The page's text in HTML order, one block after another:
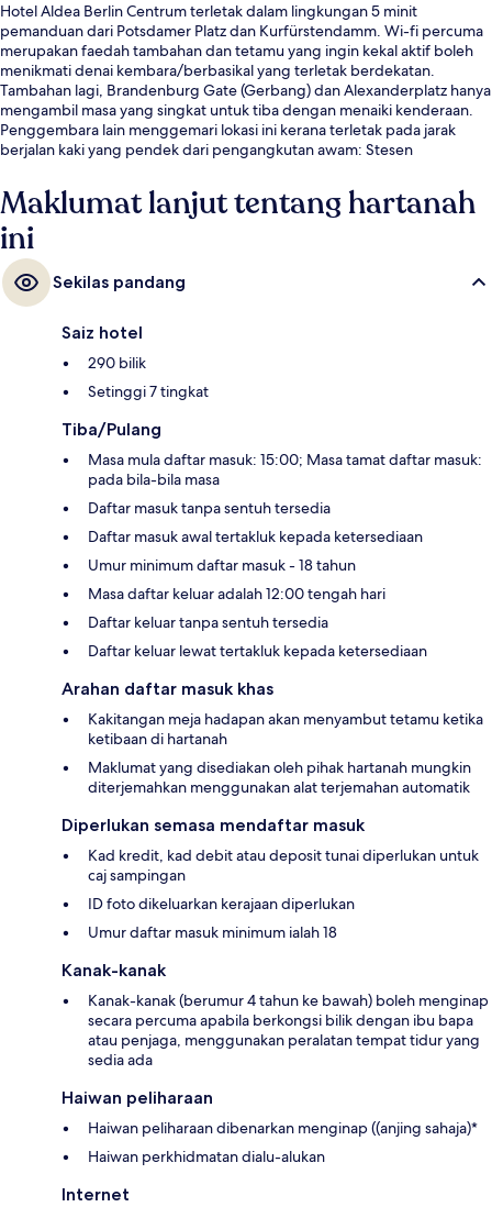
Hotel Aldea Berlin Centrum terletak dalam lingkungan 5 minit
pemanduan dari Potsdamer Platz dan Kurfürstendamm. Wi-fi percuma
merupakan faedah tambahan dan tetamu yang ingin kekal aktif boleh
menikmati denai kembara/berbasikal yang terletak berdekatan.
Tambahan lagi, Brandenburg Gate (Gerbang) dan Alexanderplatz hanya
mengambil masa yang singkat untuk tiba dengan menaiki kenderaan.
Penggembara lain menggemari lokasi ini kerana terletak pada jarak
berjalan kaki yang pendek dari pengangkutan awam: Stesen
terletak pada jarak 3 minit sahaja.
Maklumat lanjut tentang hartanah
ini
Sekilas pandang
Saiz hotel
290 bilik
Setinggi 7 tingkat
Tiba/Pulang
Masa mula daftar masuk: 15:00; Masa tamat daftar masuk:
pada bila-bila masa
Daftar masuk tanpa sentuh tersedia
Daftar masuk awal tertakluk kepada ketersediaan
Umur minimum daftar masuk - 18 tahun
Masa daftar keluar adalah 12:00 tengah hari
Daftar keluar tanpa sentuh tersedia
Daftar keluar lewat tertakluk kepada ketersediaan
Arahan daftar masuk khas
Kakitangan meja hadapan akan menyambut tetamu ketika
ketibaan di hartanah
Maklumat yang disediakan oleh pihak hartanah mungkin
diterjemahkan menggunakan alat terjemahan automatik
Diperlukan semasa mendaftar masuk
Kad kredit, kad debit atau deposit tunai diperlukan untuk
caj sampingan
ID foto dikeluarkan kerajaan diperlukan
Umur daftar masuk minimum ialah 18
Kanak-kanak
Kanak-kanak (berumur 4 tahun ke bawah) boleh menginap
secara percuma apabila berkongsi bilik dengan ibu bapa
atau penjaga, menggunakan peralatan tempat tidur yang
sedia ada
Haiwan peliharaan
Haiwan peliharaan dibenarkan menginap ((anjing sahaja)*
Haiwan perkhidmatan dialu-alukan
Internet